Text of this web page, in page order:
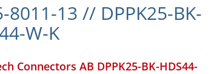
8011-13 // DPPK25-BK-
W-K
Connectors AB DPPK25-BK-HDS44-